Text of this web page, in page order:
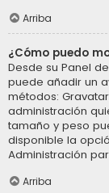
Arriba
¿Cómo puedo
Desde su Panel
puede añadir un
métodos:
administración
tamaño y peso
disponible la
Administración
Arriba